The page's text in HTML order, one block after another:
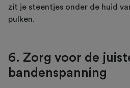
zit je steentjes onder de huid
pulken.
6. Zorg voor de
bandenspanning